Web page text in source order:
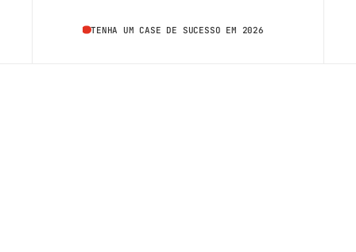
TENHA UM CASE DE SUCESSO EM 2026